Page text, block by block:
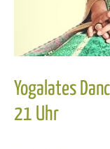
Yogalates
21 Uhr